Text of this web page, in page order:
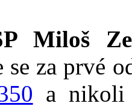
Miloš
za prvé
a nikoli